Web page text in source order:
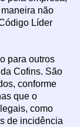
não
Líder
para outros
Cofins. São
conforme
que o
como
de incidência